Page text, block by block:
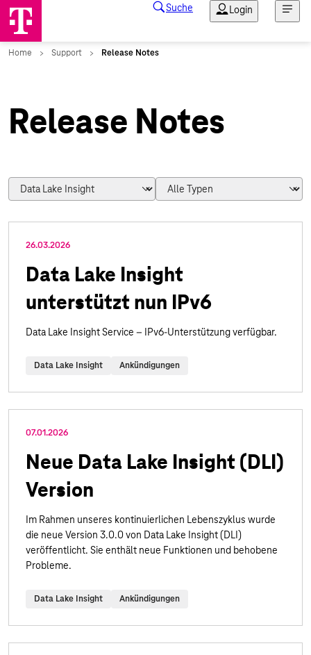
Release Notes
26.03.2026
Data Lake Insight
unterstützt nun IPv6
Data Lake Insight Service – IPv6-Unterstützung verfügbar.
Data Lake Insight Ankündigungen
07.01.2026
Neue Data Lake Insight (DLI)
Version
Im Rahmen unseres kontinuierlichen Lebenszyklus wurde
die neue Version 3.0.0 von Data Lake Insight (DLI)
veröffentlicht. Sie enthält neue Funktionen und behobene
Probleme.
Data Lake Insight Ankündigungen